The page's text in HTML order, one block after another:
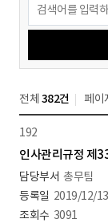
전체 382건 페이
192
인사관리규정 제
총무팀
2019/12/13
3091